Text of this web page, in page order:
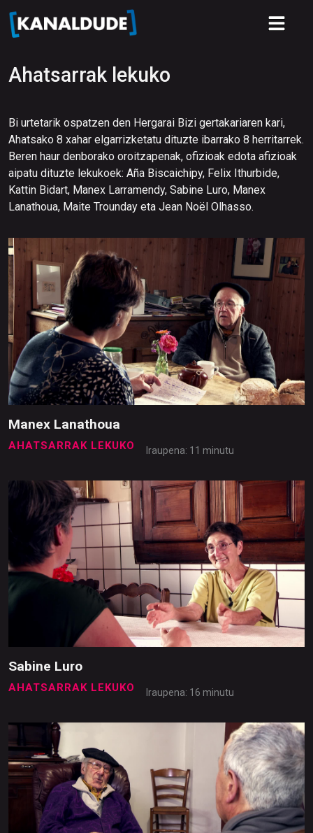
Ahatsarrak lekuko
Bi urtetarik ospatzen den Hergarai Bizi gertakariaren kari,
Ahatsako 8 xahar elgarrizketatu dituzte ibarrako 8 herritarrek.
Beren haur denborako oroitzapenak, ofizioak edota afizioak
aipatu dituzte lekukoek: Aña Biscaichipy, Felix Ithurbide,
Kattin Bidart, Manex Larramendy, Sabine Luro, Manex
Lanathoua, Maite Trounday eta Jean Noël Olhasso.
Manex Lanathoua
AHATSARRAK LEKUKO Iraupena: 11 minutu
Sabine Luro
AHATSARRAK LEKUKO Iraupena: 16 minutu